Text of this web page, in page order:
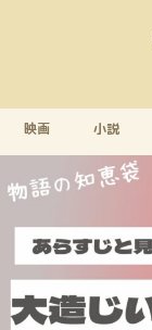
映画 小説